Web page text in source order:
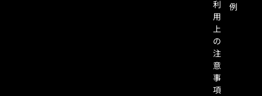
利
用
上
の
注
意
事
項
例